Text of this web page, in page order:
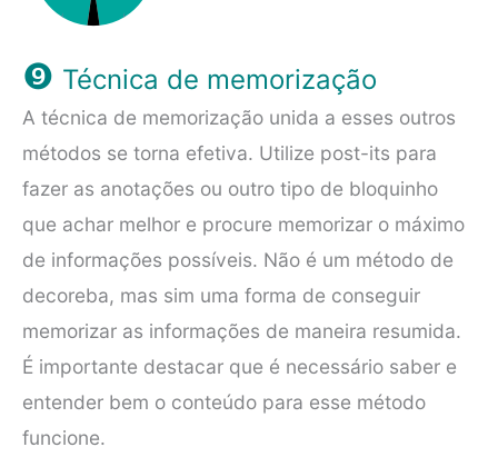
❾ Técnica de memorização
A técnica de memorização unida a esses outros
métodos se torna efetiva. Utilize post-its para
fazer as anotações ou outro tipo de bloquinho
que achar melhor e procure memorizar o máximo
de informações possíveis. Não é um método de
decoreba, mas sim uma forma de conseguir
memorizar as informações de maneira resumida.
É importante destacar que é necessário saber e
entender bem o conteúdo para esse método
funcione.